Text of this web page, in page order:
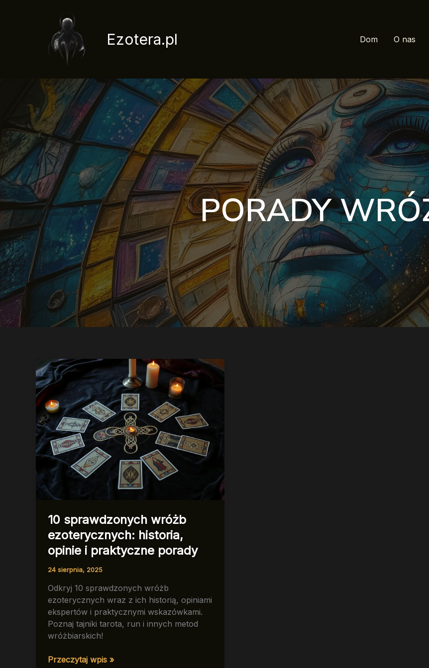
Ezotera.pl Dom O nas
PORADY
10 sprawdzonych wróżb
ezoterycznych: historia,
opinie i praktyczne porady
24 sierpnia, 2025
Odkryj 10 sprawdzonych wróżb
ezoterycznych wraz z ich historią, opiniami
ekspertów i praktycznymi wskazówkami.
Poznaj tajniki tarota, run i innych metod
wróżbiarskich!
10
Przeczytaj wpis »